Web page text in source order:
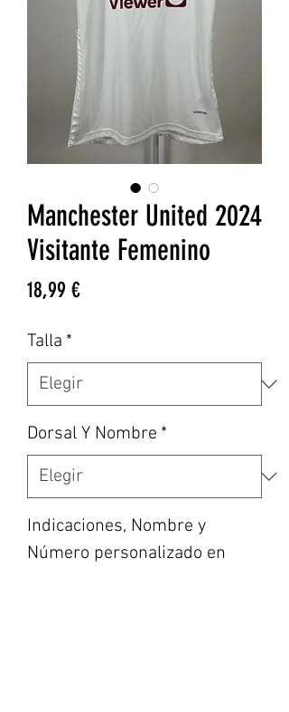
Manchester United 2024
Visitante Femenino
18,99 €Precio
Talla *
Dorsal Y Nombre *
Indicaciones, Nombre y
Número personalizado en